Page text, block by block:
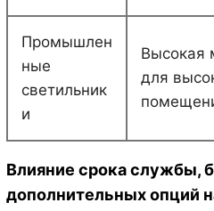
Промышлен
ные
светильник
и
Высокая
для
Влияние срока службы,
дополнительных опций